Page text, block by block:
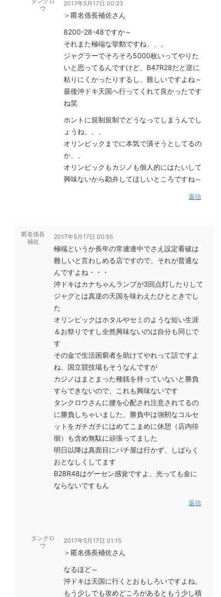
ウ
2017年5月17日 00:23
＞匿名係長補佐さん
8200-28-48ですか～
それまた極端な挙動ですね、、、
ジャグラーでそろそろ5000枚いってやりた
いと思ってるんですけど、B47R28だと逆に
粘りにくかったりするし、難しいですよね～
最後沖ドキ天国へ行ってくれて良かったです
ね笑
ホントに規制規制でどうなってしまうんでし
ょうね、、、
オリンピックまでに本気で潰そうとしてるの
か、、
オリンピックもカジノも個人的にはたいして
興味ないから勘弁してほしいところですね～
返信
匿名係長
補佐
2017年5月17日 00:55
極端というか長年の常連連中でさえ設定看破は
難しいと言わしめる店ですので、それが普通な
んですよね・・・
沖ドキはカナちゃんランプが3回点灯したりして
ジャグとは真逆の天国を味わえたひとときでし
た
オリンピックはホタルやセミのような短い生涯
＆お祭りですし全然興味ないのは自分も同じで
す
その金で生活困窮者を助けてやれって話ですよ
ね、国立競技場もそうなんですが
カジノはまとまった種銭を持っていないと勝負
すらできないので、これも興味ないです
タンクロウさんに腰を心配され注意されてるの
に勝負しちゃいました、勝負中は強靭なコルセ
ットをガチガチにはめてこまめに休憩（店内徘
徊）も含め無駄に頑張ってました
明日以降は真面目にパチ屋は行かず、しばらく
おとなしくしてます
B28R48はゲーセン感覚ですよ、光っても金に
ならないですもん
返信
タンクロ
ウ
2017年5月17日 01:15
＞匿名係長補佐さん
なるほど～
沖ドキは天国に行くとおもしろいですよね。
もう少しでも攻めどころがあるともう少し積